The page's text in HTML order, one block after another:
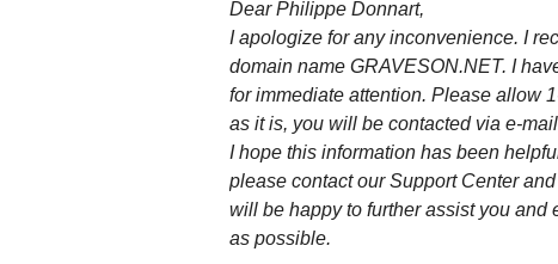
Dear Philippe Donnart,
I apologize for any inconvenience. I
domain name GRAVESON.NET. I
for immediate attention. Please allow
as it is, you will be contacted via e-
I hope this information has been
please contact our Support Center
will be happy to further assist you
as possible.